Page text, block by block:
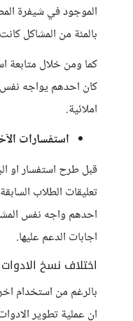
بالمئة من المشاكل
كما ومن خلال متابعة
كان احدهم يواجه
املائية.
استفسارات
قبل طرح استفسار او
تعليقات الطلاب
احدهم واجه نفس
اجابات الدعم عليها.
اختلاف نسخ الادوات
بالرغم من استخدام
ان عملية تطوير